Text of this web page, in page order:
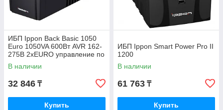
ИБП Ippon Back Basic 1050
Euro 1050VA 600Вт AVR 162-
275В 2хEURO управление по
USB без комлекта кабелей
В наличии
32 846 ₸
Купить
ИБП Ippon Smart Power Pro II
1200
В наличии
61 763 ₸
Купить